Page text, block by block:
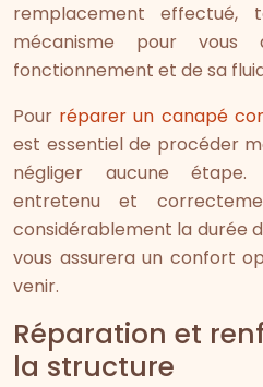
remplacement effectué,
mécanisme pour
fonctionnement et de sa
Pour réparer un canapé
est essentiel de procéder
négliger aucune
entretenu et
considérablement la durée
vous assurera un confort
venir.
Réparation et
la structure